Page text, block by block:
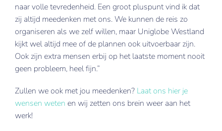
naar volle tevredenheid. Een groot pluspunt vind ik dat
zij altijd meedenken met ons. We kunnen de reis zo
organiseren als we zelf willen, maar Uniglobe Westland
kijkt wel altijd mee of de plannen ook uitvoerbaar zijn.
Ook zijn extra mensen erbij op het laatste moment nooit
geen probleem, heel fijn.”
Zullen we ook met jou meedenken? Laat ons hier je
wensen weten en wij zetten ons brein weer aan het
werk!